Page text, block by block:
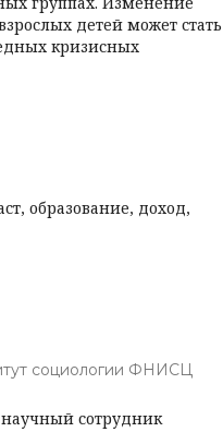
детей может стать
кризисных
образование, доход,
социологии ФНИСЦ
сотрудник